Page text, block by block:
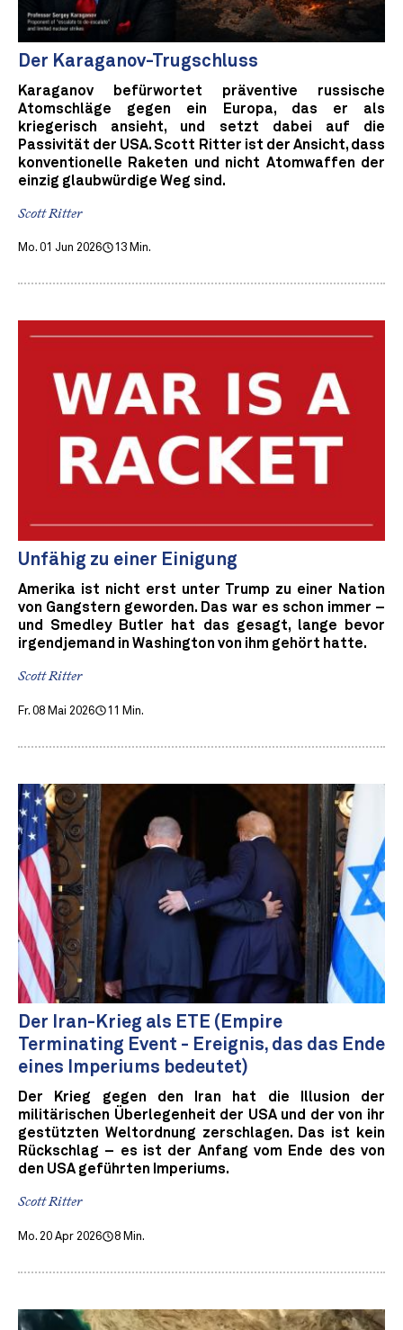
Der Karaganov-Trugschluss
Karaganov befürwortet präventive russische
Atomschläge gegen ein Europa, das er als
kriegerisch ansieht, und setzt dabei auf die
Passivität der USA. Scott Ritter ist der Ansicht, dass
konventionelle Raketen und nicht Atomwaffen der
einzig glaubwürdige Weg sind.
Scott Ritter
Mo. 01 Jun 2026 13 Min.
Unfähig zu einer Einigung
Amerika ist nicht erst unter Trump zu einer Nation
von Gangstern geworden. Das war es schon immer –
und Smedley Butler hat das gesagt, lange bevor
irgendjemand in Washington von ihm gehört hatte.
Scott Ritter
Fr. 08 Mai 2026 11 Min.
Der Iran-Krieg als ETE (Empire
Terminating Event - Ereignis, das das Ende
eines Imperiums bedeutet)
Der Krieg gegen den Iran hat die Illusion der
militärischen Überlegenheit der USA und der von ihr
gestützten Weltordnung zerschlagen. Das ist kein
Rückschlag – es ist der Anfang vom Ende des von
den USA geführten Imperiums.
Scott Ritter
Mo. 20 Apr 2026 8 Min.